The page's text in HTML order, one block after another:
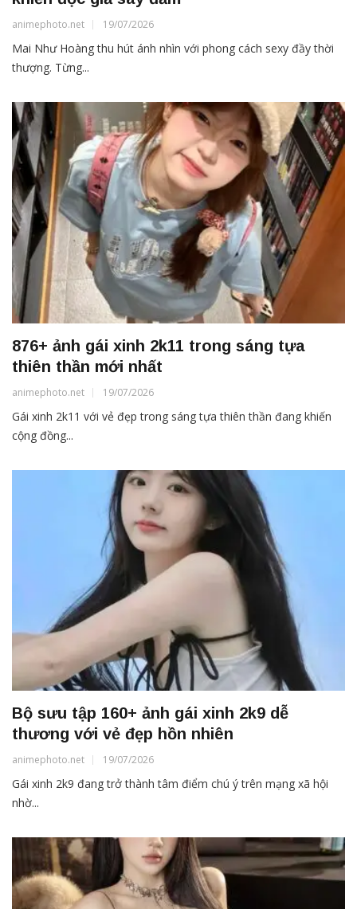
animephoto.net 19/07/2026
Mai Như Hoàng thu hút ánh nhìn với phong cách sexy đầy thời
thượng. Từng...
876+ ảnh gái xinh 2k11 trong sáng tựa
thiên thần mới nhất
animephoto.net 19/07/2026
Gái xinh 2k11 với vẻ đẹp trong sáng tựa thiên thần đang khiến
cộng đồng...
Bộ sưu tập 160+ ảnh gái xinh 2k9 dễ
thương với vẻ đẹp hồn nhiên
animephoto.net 19/07/2026
Gái xinh 2k9 đang trở thành tâm điểm chú ý trên mạng xã hội
nhờ...